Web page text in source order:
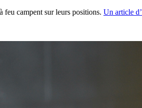
feu campent sur leurs positions. Un article d’